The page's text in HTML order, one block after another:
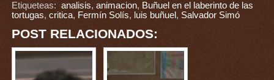
Etiqueteas: analisis, animacion, Buñuel en el laberinto de las
tortugas, critica, Fermín Solís, luis buñuel , Salvador Simó
POST RELACIONADOS: